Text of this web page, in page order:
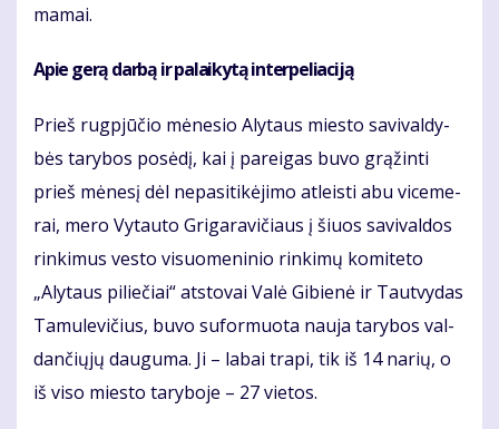
ma­mai.
Apie ge­rą dar­bą ir pa­lai­ky­tą in­ter­pe­lia­ci­ją
Prieš rug­pjū­čio mė­ne­sio Aly­taus mies­to sa­vi­val­dy­
bės ta­ry­bos po­sė­dį, kai į pa­rei­gas bu­vo grą­žin­ti
prieš mė­ne­sį dėl ne­pa­si­ti­kė­ji­mo at­leis­ti abu vi­ce­me­
rai, me­ro Vy­tau­to Gri­ga­ra­vi­čiaus į šiuos sa­vi­val­dos
rin­ki­mus ves­to vi­suo­me­ni­nio rin­ki­mų ko­mi­te­to
„Aly­taus pi­lie­čiai“ at­sto­vai Va­lė Gi­bie­nė ir Taut­vy­das
Ta­mu­le­vi­čius, bu­vo su­for­muo­ta nau­ja ta­ry­bos val­
dan­čių­jų dau­gu­ma. Ji – la­bai tra­pi, tik iš 14 na­rių, o
iš vi­so mies­to ta­ry­bo­je – 27 vie­tos.